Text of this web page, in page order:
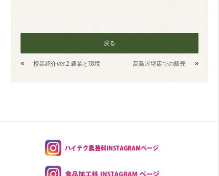
戻る
« 授業紹介ver.2 農業と環境 髙島屋堺店での販売 »